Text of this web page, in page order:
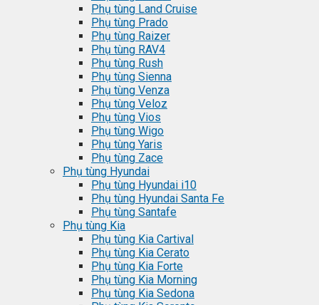
Phụ tùng Land Cruise
Phụ tùng Prado
Phụ tùng Raizer
Phụ tùng RAV4
Phụ tùng Rush
Phụ tùng Sienna
Phụ tùng Venza
Phụ tùng Veloz
Phụ tùng Vios
Phụ tùng Wigo
Phụ tùng Yaris
Phụ tùng Zace
Phụ tùng Hyundai
Phụ tùng Hyundai i10
Phụ tùng Hyundai Santa Fe
Phụ tùng Santafe
Phụ tùng Kia
Phụ tùng Kia Cartival
Phụ tùng Kia Cerato
Phụ tùng Kia Forte
Phụ tùng Kia Morning
Phụ tùng Kia Sedona